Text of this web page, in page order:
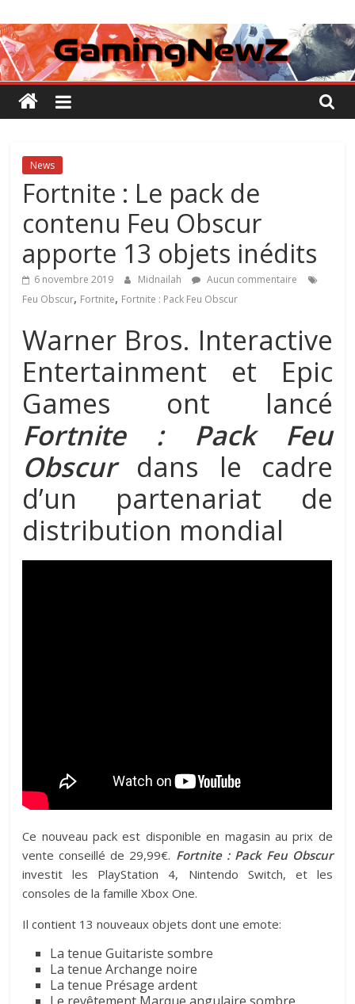
au
contenu
GamingNewZ
Tests
et
Actu
des
vidéo
News
Fortnite : Le pack de
contenu Feu Obscur
apporte 13 objets inédits
6 novembre 2019 Midnailah
Aucun commentaire
Feu Obscur, Fortnite, Fortnite : Pack Feu Obscur
Warner Bros. Interactive
Entertainment et Epic
Games ont lancé
Fortnite :
Pack Feu
Obscurdans le cadre
d’un partenariat de
distribution mondial
Ce nouveau pack est disponible en magasin au prix de
vente conseillé de 29,99€. Fortnite : Pack Feu Obscur
investit les PlayStation 4, Nintendo Switch, et les
consoles de la famille Xbox One.
Il contient 13 nouveaux objets dont une emote:
La tenue Guitariste sombre
La tenue Archange noire
La tenue Présage ardent